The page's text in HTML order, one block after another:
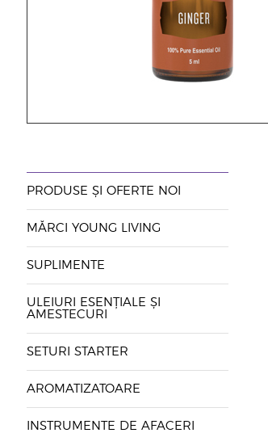
PRODUSE ȘI OFERTE NOI
MĂRCI YOUNG LIVING
SUPLIMENTE
ULEIURI ESENȚIALE ȘI
AMESTECURI
SETURI STARTER
AROMATIZATOARE
INSTRUMENTE DE AFACERI